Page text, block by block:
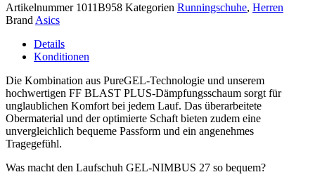
Menge
Artikelnummer 1011B958 Kategorien Runningschuhe, Herren
Brand Asics
Details
Konditionen
Die Kombination aus PureGEL-Technologie und unserem
hochwertigen FF BLAST PLUS-Dämpfungsschaum sorgt für
unglaublichen Komfort bei jedem Lauf. Das überarbeitete
Obermaterial und der optimierte Schaft bieten zudem eine
unvergleichlich bequeme Passform und ein angenehmes
Tragegefühl.
Was macht den Laufschuh GEL-NIMBUS 27 so bequem?